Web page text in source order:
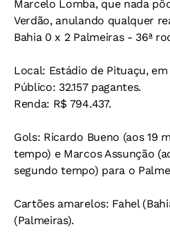
Marcelo Lomba, que nada
Verdão, anulando qualquer
Bahia 0 x 2 Palmeiras - 36ª
Local: Estádio de Pituaçu,
Público: 32.157 pagantes.
Renda: R$ 794.437.
Gols: Ricardo Bueno (aos 19
tempo) e Marcos Assunção
segundo tempo) para o
Cartões amarelos: Fahel
(Palmeiras).